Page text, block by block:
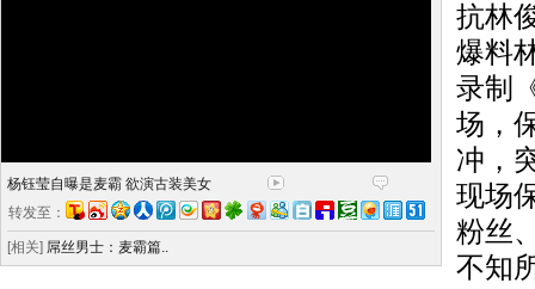
杨钰莹自曝是麦霸 欲演古装美女
转发至：
[相关] 屌丝男士：麦霸篇..
抗林
爆料
录制
场，
冲，
现场
粉丝
不知